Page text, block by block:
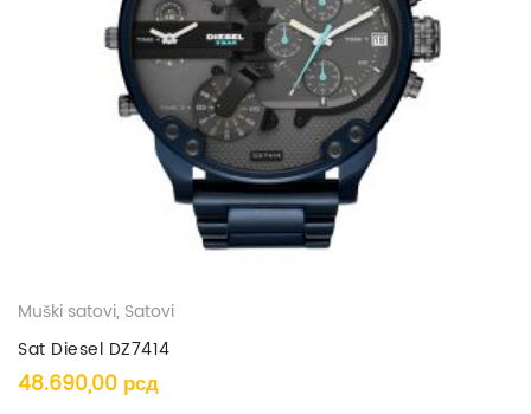
Muški satovi, Satovi
Sat Diesel DZ7414
48.690,00 рсд